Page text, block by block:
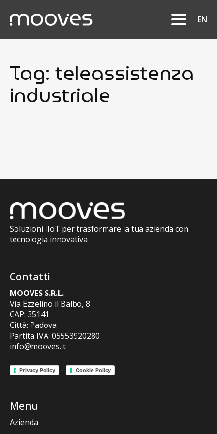
EN
Tag: teleassistenza
industriale
Soluzioni IIoT per trasformare la tua azienda con
tecnologia innovativa
Contatti
MOOVES S.R.L.
Via Ezzelino il Balbo, 8
CAP: 35141
Città: Padova
Partita IVA: 05553920280
info@mooves.it
Privacy Policy - Cookie Policy
Menu
Azienda